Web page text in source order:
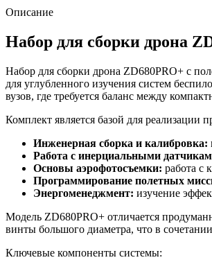
Описание
Набор для сборки дрона
Набор для сборки дрона ZD680PRO+ с
для углубленного изучения систем
вузов, где требуется баланс между
Комплект является базой для
Инженерная сборка и калибровка:
Работа с инерциальными
Основы аэрофотосъемки: работа с
Программирование полетных
Энергоменеджмент: изучение
Модель ZD680PRO+ отличается
винты большого диаметра, что в
Ключевые компоненты системы: